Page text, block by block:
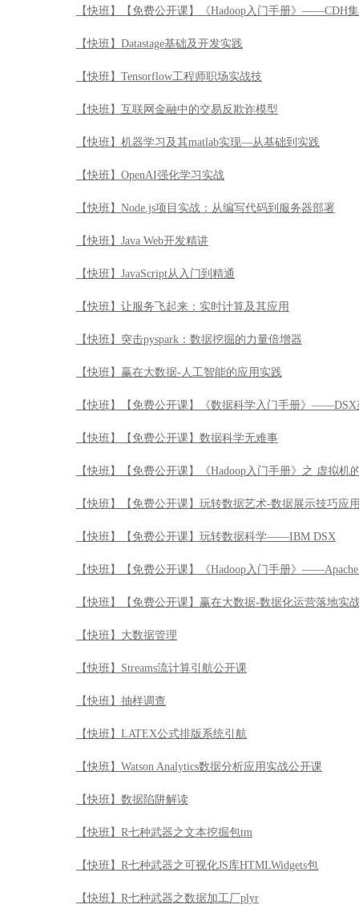
【快班】【免费公开课】《Hadoop入门手册》——CDH
【快班】Datastage基础及开发实践
【快班】Tensorflow工程师职场实战技
【快班】互联网金融中的交易反欺诈模型
【快班】机器学习及其matlab实现—从基础到实践
【快班】OpenAI强化学习实战
【快班】Node.js项目实战：从编写代码到服务器部署
【快班】Java Web开发精讲
【快班】JavaScript从入门到精通
【快班】让服务飞起来：实时计算及其应用
【快班】突击pyspark：数据挖掘的力量倍增器
【快班】赢在大数据-人工智能的应用实践
【快班】【免费公开课】《数据科学入门手册》
【快班】【免费公开课】数据科学无难事
【快班】【免费公开课】《Hadoop入门手册》之 虚拟机
【快班】【免费公开课】玩转数据艺术-数据展示技巧应
【快班】【免费公开课】玩转数据科学——IBM DSX
【快班】【免费公开课】《Hadoop入门手册》
【快班】【免费公开课】赢在大数据-数据化运营落地实
【快班】大数据管理
【快班】Streams流计算引航公开课
【快班】抽样调查
【快班】LATEX公式排版系统引航
【快班】Watson Analytics数据分析应用实战公开课
【快班】数据陷阱解读
【快班】R七种武器之文本挖掘包tm
【快班】R七种武器之可视化JS库HTMLWidgets包
【快班】R七种武器之数据加工厂plyr